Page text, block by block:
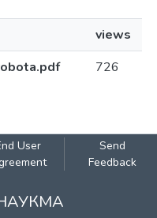
views
726
User
Send
Feedback